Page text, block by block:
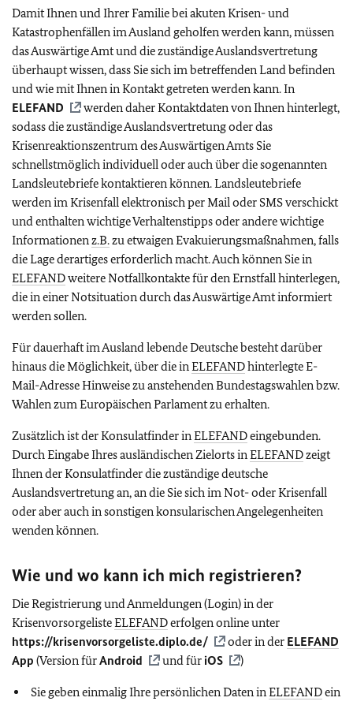
Damit Ihnen und Ihrer Familie bei akuten Krisen- und
Katastrophenfällen im Ausland geholfen werden kann, müssen
das Auswärtige Amt und die zuständige Auslandsvertretung
überhaupt wissen, dass Sie sich im betreffenden Land befinden
und wie mit Ihnen in Kontakt getreten werden kann. In
ELEFAND
werden daher Kontaktdaten von Ihnen hinterlegt,
sodass die zuständige Auslandsvertretung oder das
Krisenreaktionszentrum des Auswärtigen Amts Sie
schnellstmöglich individuell oder auch über die sogenannten
Landsleutebriefe kontaktieren können. Landsleutebriefe
werden im Krisenfall elektronisch per Mail oder SMS verschickt
und enthalten wichtige Verhaltenstipps oder andere wichtige
Informationenz.B.zu etwaigen Evakuierungsmaßnahmen, falls
die Lage derartiges erforderlich macht. Auch können Sie in
ELEFANDweitere Notfallkontakte für den Ernstfall hinterlegen,
die in einer Notsituation durch das Auswärtige Amt informiert
werden sollen.
Für dauerhaft im Ausland lebende Deutsche besteht darüber
hinaus die Möglichkeit, über die inELEFANDhinterlegte E-
Mail-Adresse Hinweise zu anstehenden Bundestagswahlen bzw.
Wahlen zum Europäischen Parlament zu erhalten.
Zusätzlich ist der Konsulatfinder inELEFANDeingebunden.
Durch Eingabe Ihres ausländischen Zielorts inELEFANDzeigt
Ihnen der Konsulatfinder die zuständige deutsche
Auslandsvertretung an, an die Sie sich im Not- oder Krisenfall
oder aber auch in sonstigen konsularischen Angelegenheiten
wenden können.
Wie und wo kann ich mich registrieren?
Die Registrierung und Anmeldungen (Login) in der
KrisenvorsorgelisteELEFANDerfolgen online unter
https://krisenvorsorgeliste.diplo.de/
oder in der ELEFAND
App (Version fürAndroid und für iOS )
Sie geben einmalig Ihre persönlichen Daten inELEFANDein